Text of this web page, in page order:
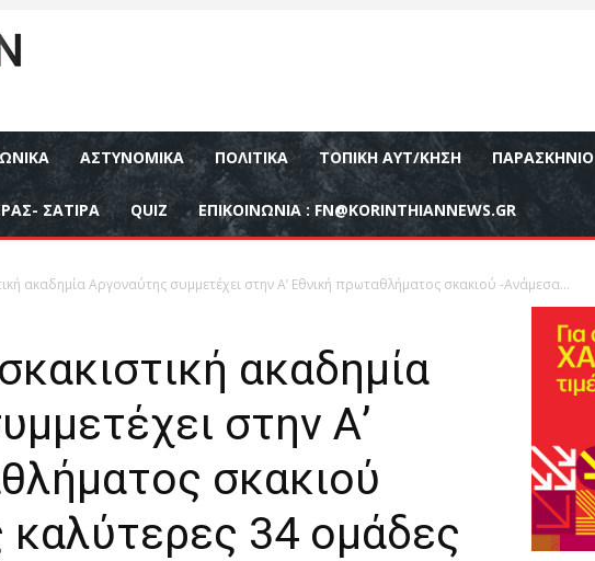
ΑΣΤΥΝΟΜΙΚΆ ΠΟΛΙΤΙΚΆ ΤΟΠΙΚΉ ΑΥΤ/ΚΗΣΗ ΠΑΡΑΣΚΉΝΙΟ
ΣΑΤΙΡΑ QUIZ ΕΠΙΚΟΙΝΩΝΊΑ : FN@KORINTHIANNEWS.GR
ακαδημία Αργοναύτης συμμετέχει στην Α’ Εθνική πρωταθλήματος σκακιού -Ανάμεσα...
ακαδημία
στην Α’
σκακιού
καλύτερες 34 ομάδες